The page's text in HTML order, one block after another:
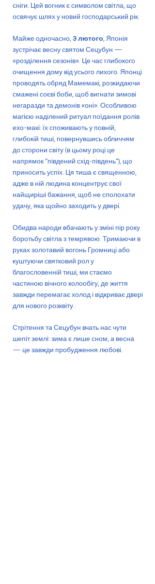
сніги. Цей вогник є символом світла, що
освячує шлях у новий господарський рік.
Майже одночасно, 3 лютого, Японія
зустрічає весну святом Сецубун —
«розділення сезонів». Це час глибокого
очищення дому від усього лихого. Японці
проводять обряд Мамемакі, розкидаючи
смажені соєві боби, щоб вигнати зимові
негаразди та демонів «оні». Особливою
магією наділений ритуал поїдання ролів
ехо-макі: їх споживають у повній,
глибокій тиші, повернувшись обличчям
до сторони світу (в цьому році це
напрямок “південий схід-південь”), що
приносить успіх. Ця тиша є священною,
адже в ній людина концентрує свої
найщиріші бажання, щоб не сполохати
удачу, яка щойно заходить у двері.
Обидва народи вбачають у зміні пір року
боротьбу світла з темрявою. Тримаючи в
руках золотавий вогонь Громниці або
куштуючи святковий рол у
благословенній тиші, ми стаємо
частиною вічного колообігу, де життя
завжди перемагає холод і відкриває двері
для нового розквіту.
Стрітення та Сецубун вчать нас чути
шепіт землі: зима є лише сном, а весна
— це завжди пробудження любові.